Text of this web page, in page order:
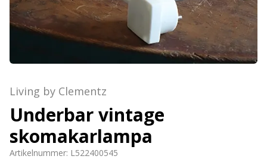
Living by Clementz
Underbar vintage
skomakarlampa
Artikelnummer: L522400545